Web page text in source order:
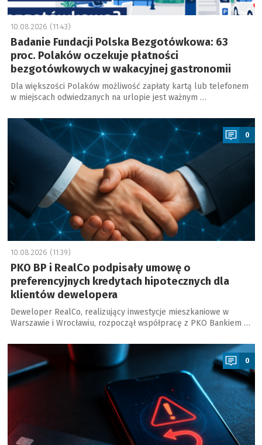
10.08.2026 (11:43)
Badanie Fundacji Polska Bezgotówkowa: 63
proc. Polaków oczekuje płatności
bezgotówkowych w wakacyjnej gastronomii
Dla większości Polaków możliwość zapłaty kartą lub telefonem
w miejscach odwiedzanych na urlopie jest ważnym …
a
0
10.08.2026 (11:39)
PKO BP i RealCo podpisały umowę o
preferencyjnych kredytach hipotecznych dla
klientów dewelopera
Deweloper RealCo, realizujący inwestycje mieszkaniowe w
Warszawie i Wrocławiu, rozpoczął współpracę z PKO Bankiem …
a
0